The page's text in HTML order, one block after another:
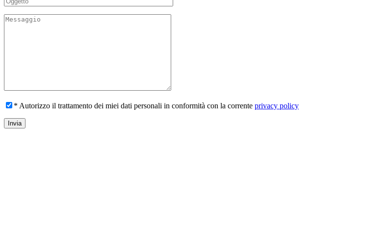
* Autorizzo il trattamento dei miei dati personali in conformità con la corrente privacy policy